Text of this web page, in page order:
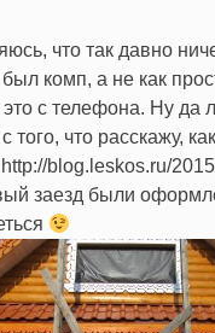
что так давно
комп, а не как
с телефона. Ну да
того, что расскажу,
blog.leskos.ru/
заезд были